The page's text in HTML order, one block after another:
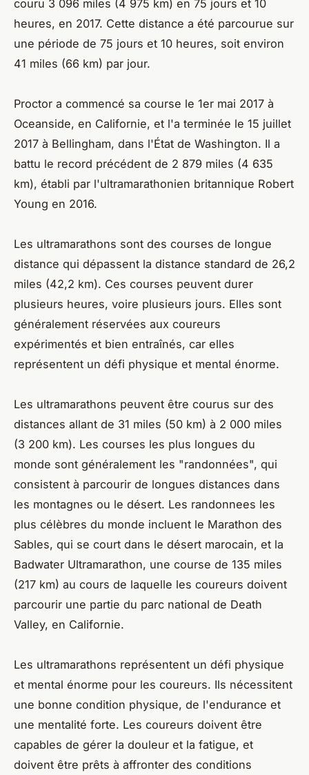
couru 3 096 miles (4 975 km) en 75 jours et 10
heures, en 2017. Cette distance a été parcourue sur
une période de 75 jours et 10 heures, soit environ
41 miles (66 km) par jour.
Proctor a commencé sa course le 1er mai 2017 à
Oceanside, en Californie, et l'a terminée le 15 juillet
2017 à Bellingham, dans l'État de Washington. Il a
battu le record précédent de 2 879 miles (4 635
km), établi par l'ultramarathonien britannique Robert
Young en 2016.
Les ultramarathons sont des courses de longue
distance qui dépassent la distance standard de 26,2
miles (42,2 km). Ces courses peuvent durer
plusieurs heures, voire plusieurs jours. Elles sont
généralement réservées aux coureurs
expérimentés et bien entraînés, car elles
représentent un défi physique et mental énorme.
Les ultramarathons peuvent être courus sur des
distances allant de 31 miles (50 km) à 2 000 miles
(3 200 km). Les courses les plus longues du
monde sont généralement les "randonnées", qui
consistent à parcourir de longues distances dans
les montagnes ou le désert. Les randonnees les
plus célèbres du monde incluent le Marathon des
Sables, qui se court dans le désert marocain, et la
Badwater Ultramarathon, une course de 135 miles
(217 km) au cours de laquelle les coureurs doivent
parcourir une partie du parc national de Death
Valley, en Californie.
Les ultramarathons représentent un défi physique
et mental énorme pour les coureurs. Ils nécessitent
une bonne condition physique, de l'endurance et
une mentalité forte. Les coureurs doivent être
capables de gérer la douleur et la fatigue, et
doivent être prêts à affronter des conditions